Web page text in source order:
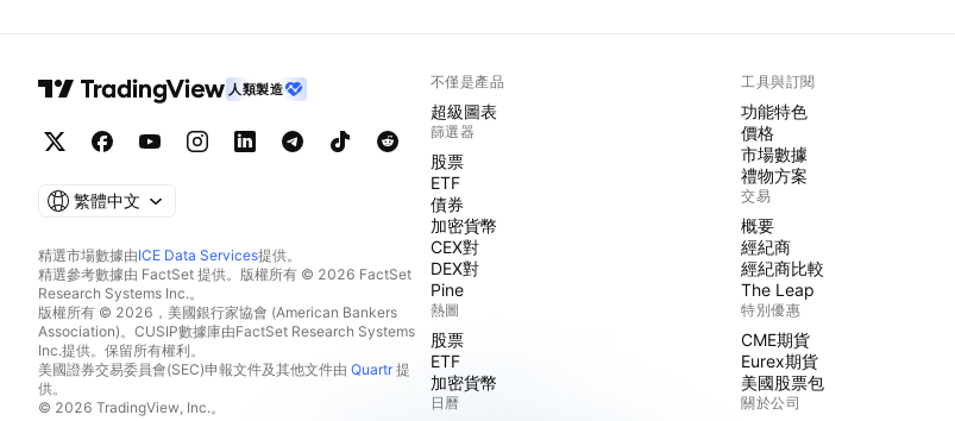
人類製造
繁體中文
精選市場數據由ICE Data Services提供。
精選參考數據由 FactSet 提供。版權所有 © 2026 FactSet
Research Systems Inc.。
版權所有 © 2026，美國銀行家協會 (American Bankers
Association)。CUSIP數據庫由FactSet Research Systems
Inc.提供。保留所有權利。
美國證券交易委員會(SEC)申報文件及其他文件由 Quartr提
供。
© 2026 TradingView, Inc.。
不僅是產品
超級圖表
篩選器
股票
ETF
債券
加密貨幣
CEX對
DEX對
Pine
熱圖
股票
ETF
加密貨幣
日曆
工具與訂閱
功能特色
價格
市場數據
禮物方案
交易
概要
經紀商
經紀商比較
The Leap
特別優惠
CME期貨
Eurex期貨
美國股票包
關於公司